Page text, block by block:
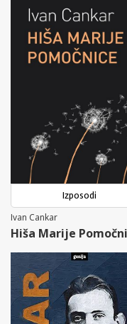
Izposodi
Ivan Cankar
Hiša Marije